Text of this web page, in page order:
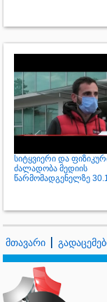
სიტყვიერი და
ძალადობა მედიის
წარმომადგენელზე
მთავარი